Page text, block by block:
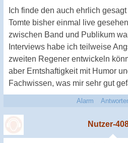
Ich finde den auch ehrlich
Tomte bisher einmal live
zwischen Band und Publikum
Interviews habe ich teilweise
zweiten Regener entwickeln
aber Erntshaftigkeit mit Humor
Fachwissen, was mir sehr gut
Alarm
Nutzer-